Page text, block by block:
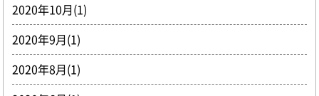
2020年10月(1)
2020年9月(1)
2020年8月(1)